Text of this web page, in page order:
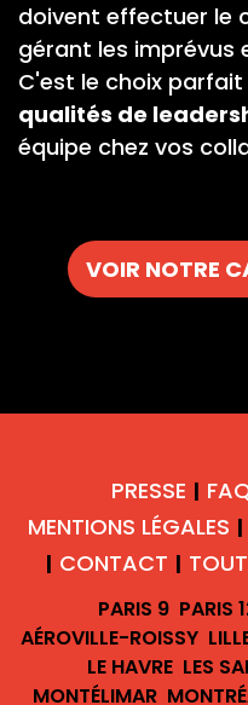
doivent effectuer le
gérant les imprévus
C'est le choix
qualités de
équipe chez vos
VOIR NOTRE
PRESSE |
MENTIONS LÉGALES |
| CONTACT |
PARIS 9 PARIS
AÉROVILLE-ROISSY
LE HAVRE LES
MONTÉLIMAR